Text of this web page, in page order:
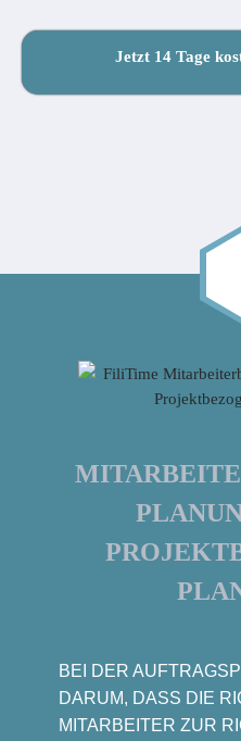
Jetzt 14 Tage
BEI DER
DARUM, DASS DIE
MITARBEITER ZUR